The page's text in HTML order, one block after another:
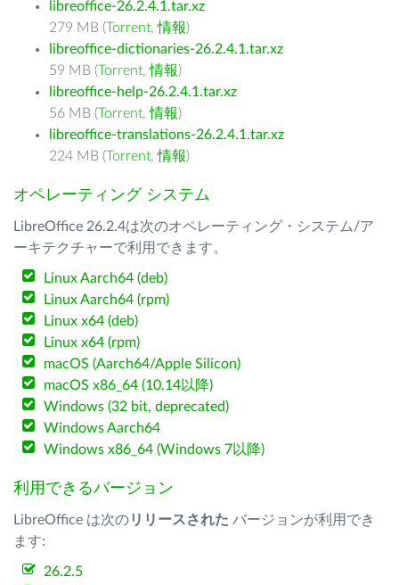
libreoffice-26.2.4.1.tar.xz
279 MB (Torrent,情報)
libreoffice-dictionaries-26.2.4.1.tar.xz
59 MB (Torrent,情報)
libreoffice-help-26.2.4.1.tar.xz
56 MB (Torrent,情報)
libreoffice-translations-26.2.4.1.tar.xz
224 MB (Torrent,情報)
オペレーティング システム
LibreOffice 26.2.4は次のオペレーティング・システム/ア
ーキテクチャーで利用できます。
Linux Aarch64 (deb)
Linux Aarch64 (rpm)
Linux x64 (deb)
Linux x64 (rpm)
macOS (Aarch64/Apple Silicon)
macOS x86_64 (10.14以降)
Windows (32 bit, deprecated)
Windows Aarch64
Windows x86_64 (Windows 7以降)
利用できるバージョン
LibreOffice は次のリリースされた バージョンが利用でき
ます:
26.2.5